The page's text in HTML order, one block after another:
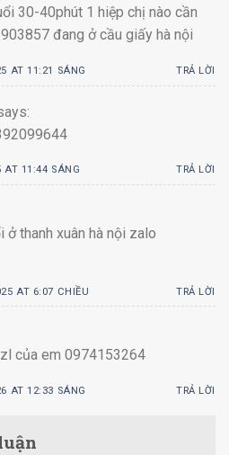
30-40phút 1 hiệp chị nào cần
đang ở cầu giấy hà nội
AT 11:21 SÁNG TRẢ LỜI
AT 11:44 SÁNG TRẢ LỜI
ở thanh xuân hà nội zalo
AT 6:07 CHIỀU TRẢ LỜI
zl của em 0974153264
AT 12:33 SÁNG TRẢ LỜI